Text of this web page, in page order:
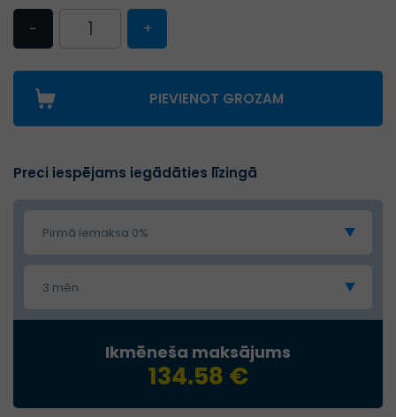
− +
PIEVIENOT GROZAM
Preci iespējams iegādāties līzingā
Pirmā iemaksa 0%
3 mēn.
Ikmēneša maksājums
134.58 €